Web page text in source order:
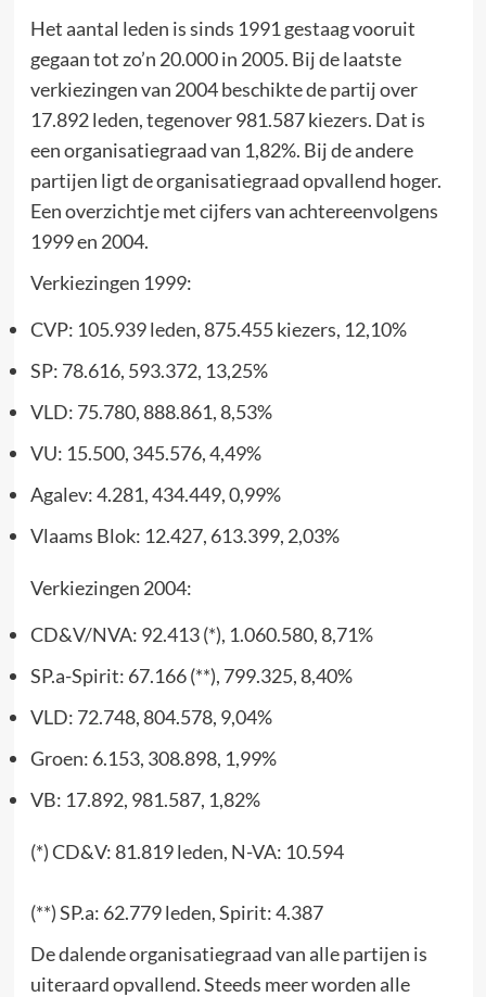
Het aantal leden is sinds 1991 gestaag vooruit
gegaan tot zo’n 20.000 in 2005. Bij de laatste
verkiezingen van 2004 beschikte de partij over
17.892 leden, tegenover 981.587 kiezers. Dat is
een organisatiegraad van 1,82%. Bij de andere
partijen ligt de organisatiegraad opvallend hoger.
Een overzichtje met cijfers van achtereenvolgens
1999 en 2004.
Verkiezingen 1999:
CVP: 105.939 leden, 875.455 kiezers, 12,10%
SP: 78.616, 593.372, 13,25%
VLD: 75.780, 888.861, 8,53%
VU: 15.500, 345.576, 4,49%
Agalev: 4.281, 434.449, 0,99%
Vlaams Blok: 12.427, 613.399, 2,03%
Verkiezingen 2004:
CD&V/NVA: 92.413 (*), 1.060.580, 8,71%
SP.a-Spirit: 67.166 (**), 799.325, 8,40%
VLD: 72.748, 804.578, 9,04%
Groen: 6.153, 308.898, 1,99%
VB: 17.892, 981.587, 1,82%
(*) CD&V: 81.819 leden, N-VA: 10.594
(**) SP.a: 62.779 leden, Spirit: 4.387
De dalende organisatiegraad van alle partijen is
uiteraard opvallend. Steeds meer worden alle